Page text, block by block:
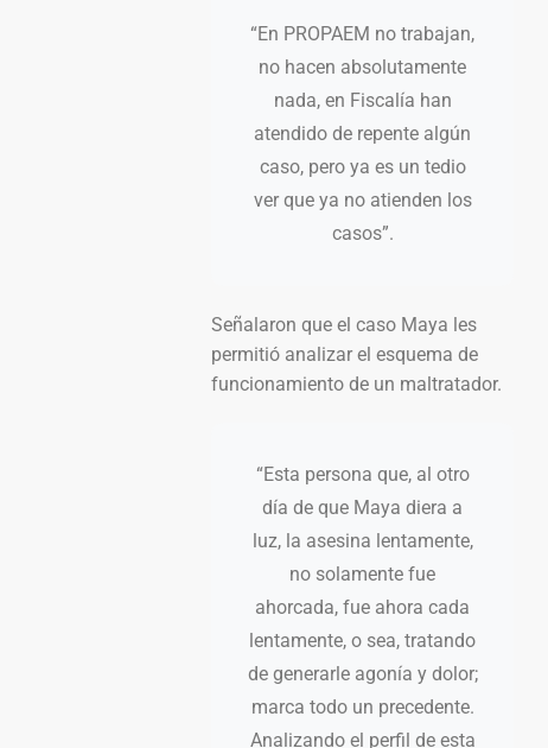
“En PROPAEM no trabajan,
no hacen absolutamente
nada, en Fiscalía han
atendido de repente algún
caso, pero ya es un tedio
ver que ya no atienden los
casos”.
Señalaron que el caso Maya les
permitió analizar el esquema de
funcionamiento de un maltratador.
“Esta persona que, al otro
día de que Maya diera a
luz, la asesina lentamente,
no solamente fue
ahorcada, fue ahora cada
lentamente, o sea, tratando
de generarle agonía y dolor;
marca todo un precedente.
Analizando el perfil de esta